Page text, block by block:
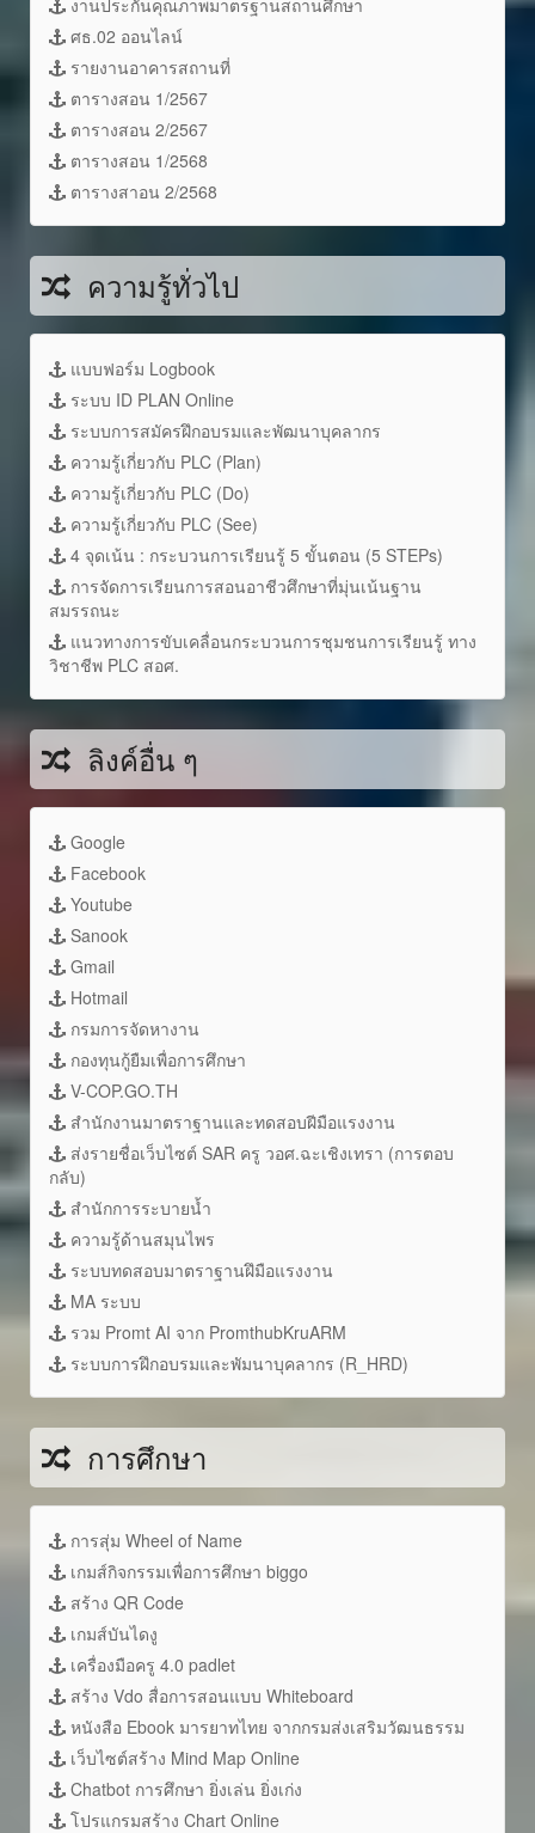
ศธ.02 ออนไลน์
รายงานอาคารสถานที่
ตารางสอน 1/2567
ตารางสอน 2/2567
ตารางสอน 1/2568
ตารางสาอน 2/2568
ความรู้ทั่วไป
แบบฟอร์ม Logbook
ระบบ ID PLAN Online
ระบบการสมัครฝึกอบรมและพัฒนาบุคลากร
ความรู้เกี่ยวกับ PLC (Plan)
ความรู้เกี่ยวกับ PLC (Do)
ความรู้เกี่ยวกับ PLC (See)
4 จุดเน้น : กระบวนการเรียนรู้ 5 ขั้นตอน (5 STEPs)
การจัดการเรียนการสอนอาชีวศึกษาที่มุ่นเน้นฐาน
สมรรถนะ
แนวทางการขับเคลื่อนกระบวนการชุมชนการเรียนรู้ ทาง
วิชาชีพ PLC สอศ.
ลิงค์อื่น ๆ
Google
Facebook
Youtube
Sanook
Gmail
Hotmail
กรมการจัดหางาน
กองทุนกู้ยืมเพื่อการศึกษา
V-COP.GO.TH
สำนักงานมาตราฐานและทดสอบฝีมือแรงงาน
ส่งรายชื่อเว็บไซต์ SAR ครู วอศ.ฉะเชิงเทรา (การตอบ
กลับ)
สำนักการระบายน้ำ
ความรู้ด้านสมุนไพร
ระบบทดสอบมาตราฐานฝึมือแรงงาน
MA ระบบ
รวม Promt AI จาก PromthubKruARM
ระบบการฝึกอบรมและพัมนาบุคลากร (R_HRD)
การศึกษา
การสุ่ม Wheel of Name
เกมส์กิจกรรมเพื่อการศึกษา biggo
สร้าง QR Code
เกมส์บันไดงู
เครื่องมือครู 4.0 padlet
สร้าง Vdo สื่อการสอนแบบ Whiteboard
หนังสือ Ebook มารยาทไทย จากกรมส่งเสริมวัฒนธรรม
เว็บไซต์สร้าง Mind Map Online
Chatbot การศึกษา ยิ่งเล่น ยิ่งเก่ง
โปรแกรมสร้าง Chart Online